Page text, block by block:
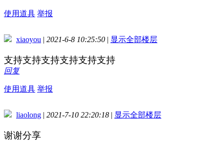
使用道具 举报
xiaoyou | 2021-6-8 10:25:50 | 显示全部楼层
支持支持支持支持支持支持
回复
使用道具 举报
liaolong | 2021-7-10 22:20:18 | 显示全部楼层
谢谢分享